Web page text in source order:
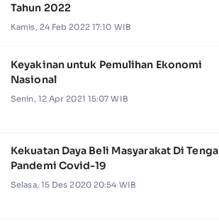
Tahun 2022
Kamis, 24 Feb 2022 17:10 WIB
Keyakinan untuk Pemulihan Ekonomi
Nasional
Senin, 12 Apr 2021 15:07 WIB
Kekuatan Daya Beli Masyarakat Di
Pandemi Covid-19
Selasa, 15 Des 2020 20:54 WIB